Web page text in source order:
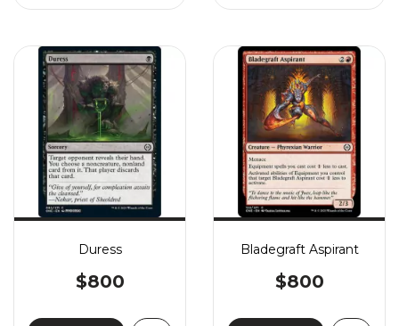
Duress
$800
Bladegraft Aspirant
$800